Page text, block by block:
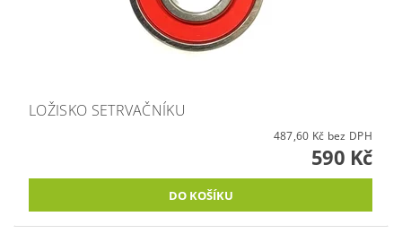
LOŽISKO SETRVAČNÍKU
487,60 Kč bez DPH
590 Kč